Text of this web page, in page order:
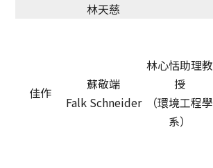
林天慈
佳作
蘇敬端
Falk Schneider
林心恬助理教
授
（環境工程學
系）